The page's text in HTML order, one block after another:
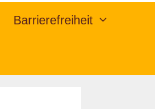
Barrierefreiheit